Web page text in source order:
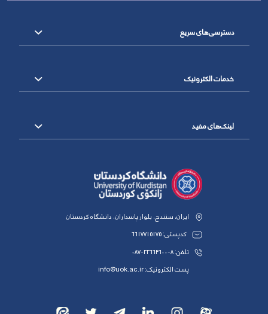
دسترسی‌های سریع
خدمات الکترونیک
لینک‌های مفید
ایران، سنندج، بلوار پاسداران، دانشگاه کردستان
کدپستی: 6617715175
تلفن: 8-33664600-087
پست الکترونیک: info@uok.ac.ir